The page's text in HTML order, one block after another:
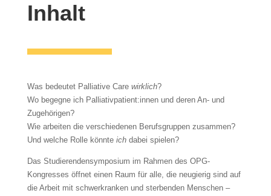
Inhalt
Was bedeutet Palliative Care wirklich?
Wo begegne ich Palliativpatient:innen und deren An- und
Zugehörigen?
Wie arbeiten die verschiedenen Berufsgruppen zusammen?
Und welche Rolle könnte ichdabei spielen?
Das Studierendensymposium im Rahmen des OPG-
Kongresses öffnet einen Raum für alle, die neugierig sind auf
die Arbeit mit schwerkranken und sterbenden Menschen –